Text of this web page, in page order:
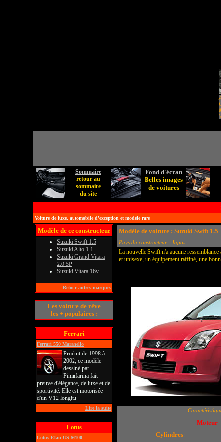
Sommaire
retour au
sommaire
du site
Fond d'écran
Belles images
de voitures
Voiture de luxe, automobile d'exception et modèle rare
Modèle de ce constructeur
Suzuki Swift 1.5
Suzuki Alto 1.1
Suzuki Grand Vitara
2.0 5P
Suzuki Vitara 16v
Retour autres marques
Les voiture de rêve
les + populaires :
Ferrari
Ferrari 550 Maranello
Produit de 1998 à
2002, ce modèle
dessiné par
Pininfarina fait
preuve d'élégance, de luxe et de
sportivité. Elle est motorisée
d'un V12 longitu
Lire la suite
Lotus
Lotus Elan US M100
Modèle de voiture : Suzuki Swift 1.5
Pays du constructeur : Japon
La nouvelle Swift n'a aucune
et unisexe, un équipement raffiné, une
Moteur
Cylindres: